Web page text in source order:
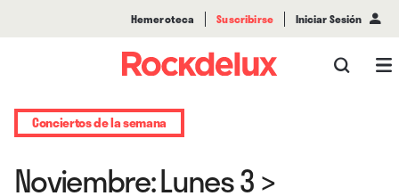
Hemeroteca Suscribirse Iniciar Sesión
Conciertos de la semana
Noviembre: Lunes 3 >